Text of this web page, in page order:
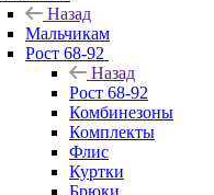
Назад
Мальчикам
Рост 68-92
Назад
Рост 68-92
Комбинезоны
Комплекты
Флис
Куртки
Брюки